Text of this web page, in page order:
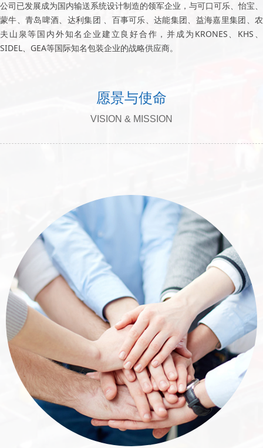
愿景与使命
VISION & MISSION
公司已发展成为国内输送系统设计制造的领军企业，与可口可乐、怡宝、
蒙牛、青岛啤酒、达利集团 、百事可乐、达能集团、益海嘉里集团、农
夫山泉等国内外知名企业建立良好合作，并成为KRONES、KHS、
SIDEL、GEA等国际知名包装企业的战略供应商。